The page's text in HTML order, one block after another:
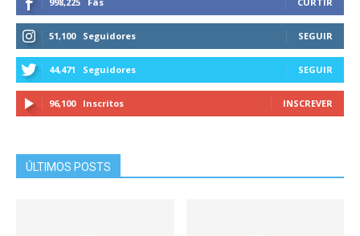
51,100 Seguidores SEGUIR
44,471 Seguidores SEGUIR
96,100 Inscritos INSCREVER
ÚLTIMOS POSTS